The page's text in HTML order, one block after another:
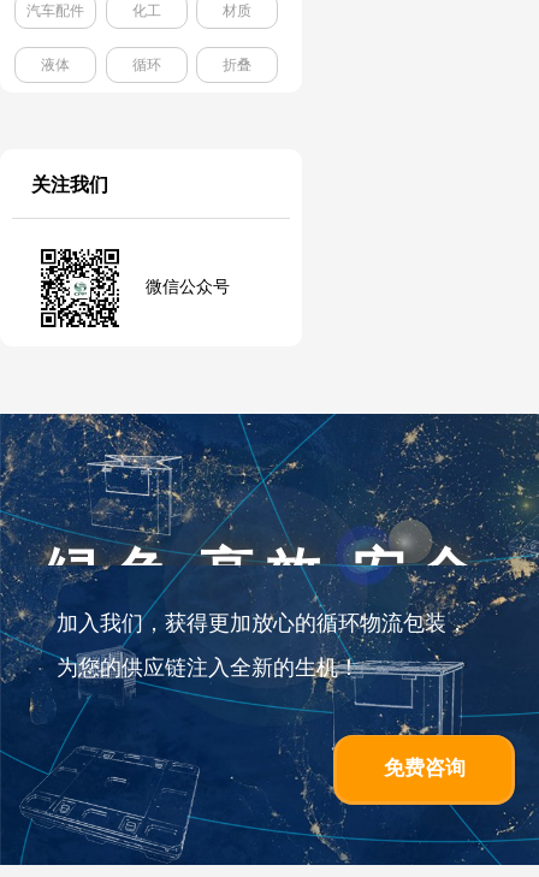
关注我们
微信公众号
汽车配件 化工 材质
液体 循环 折叠
绿色 高效 安全
加入我们，获得更加放心的循环物流包装，
为您的供应链注入全新的生机！
免费咨询